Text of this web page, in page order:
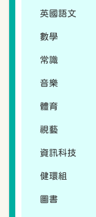
英國語文
數學
常識
音樂
體育
視藝
資訊科技
健環組
圖書